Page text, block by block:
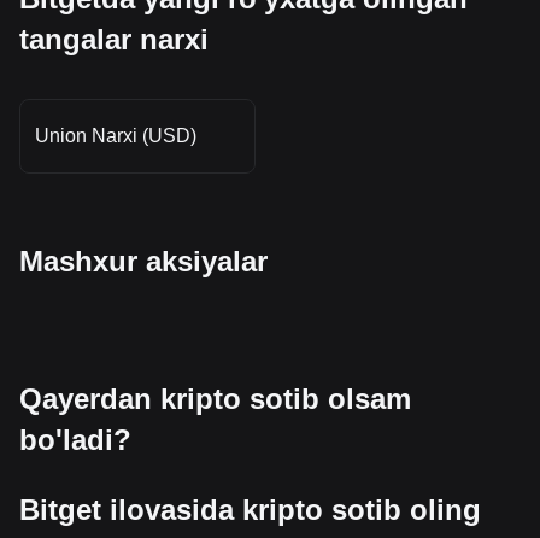
tangalar narxi
Union Narxi (USD)
Mashxur aksiyalar
Qayerdan kripto sotib olsam
bo'ladi?
Bitget ilovasida kripto sotib oling